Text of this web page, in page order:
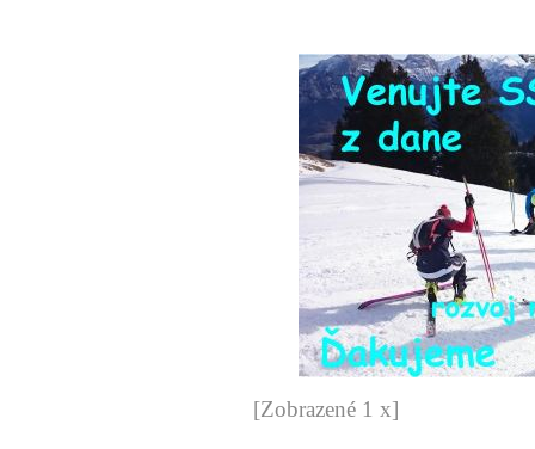
[Zobrazené 1 x]